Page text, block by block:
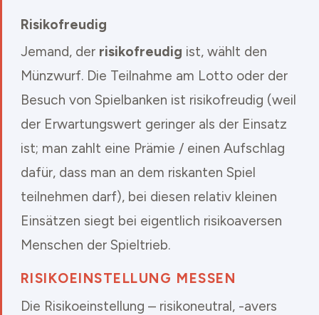
Risikofreudig
Jemand, der risikofreudig ist, wählt den
Münzwurf. Die Teilnahme am Lotto oder der
Besuch von Spielbanken ist risikofreudig (weil
der Erwartungswert geringer als der Einsatz
ist; man zahlt eine Prämie / einen Aufschlag
dafür, dass man an dem riskanten Spiel
teilnehmen darf), bei diesen relativ kleinen
Einsätzen siegt bei eigentlich risikoaversen
Menschen der Spieltrieb.
RISIKOEINSTELLUNG MESSEN
Die Risikoeinstellung – risikoneutral, -avers